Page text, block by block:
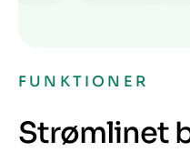
FUNKTIONER
Strømlinet